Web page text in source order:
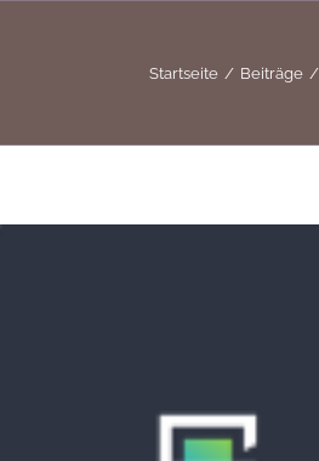
Startseite Beiträge